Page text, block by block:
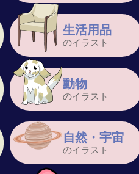
生活用品
のイラスト
動物
のイラスト
自然・宇宙
のイラスト